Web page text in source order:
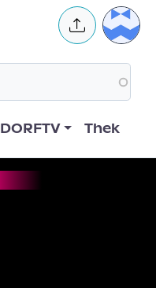
User
DORFTV Thek